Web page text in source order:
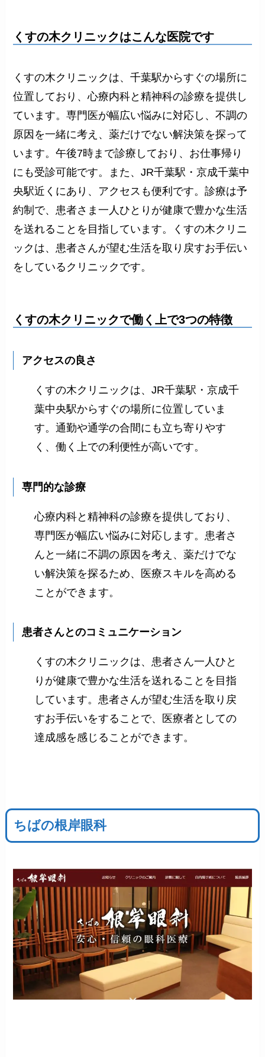
くすの木クリニックはこんな医院です
くすの木クリニックは、千葉駅からすぐの場所に
位置しており、心療内科と精神科の診療を提供し
ています。専門医が幅広い悩みに対応し、不調の
原因を一緒に考え、薬だけでない解決策を探って
います。午後7時まで診療しており、お仕事帰り
にも受診可能です。また、JR千葉駅・京成千葉中
央駅近くにあり、アクセスも便利です。診療は予
約制で、患者さま一人ひとりが健康で豊かな生活
を送れることを目指しています。くすの木クリニ
ックは、患者さんが望む生活を取り戻すお手伝い
をしているクリニックです。
くすの木クリニックで働く上で3つの特徴
アクセスの良さ
くすの木クリニックは、JR千葉駅・京成千
葉中央駅からすぐの場所に位置していま
す。通勤や通学の合間にも立ち寄りやす
く、働く上での利便性が高いです。
専門的な診療
心療内科と精神科の診療を提供しており、
専門医が幅広い悩みに対応します。患者さ
んと一緒に不調の原因を考え、薬だけでな
い解決策を探るため、医療スキルを高める
ことができます。
患者さんとのコミュニケーション
くすの木クリニックは、患者さん一人ひと
りが健康で豊かな生活を送れることを目指
しています。患者さんが望む生活を取り戻
すお手伝いをすることで、医療者としての
達成感を感じることができます。
ちばの根岸眼科